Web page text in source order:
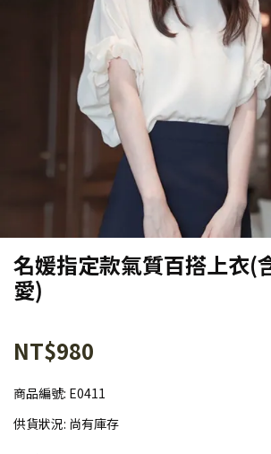
名媛指定款氣質百搭上衣(
愛)
NT$980
商品編號: E0411
供貨狀況: 尚有庫存